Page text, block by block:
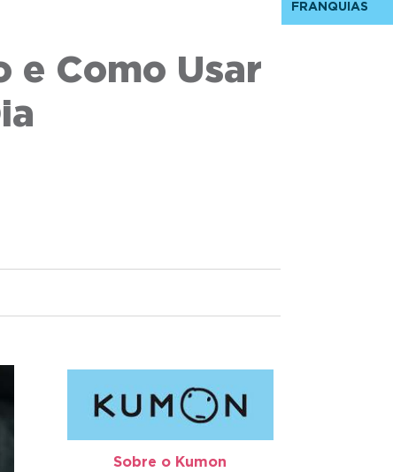
e Como Usar
Sobre o Kumon​
FRANQUIAS